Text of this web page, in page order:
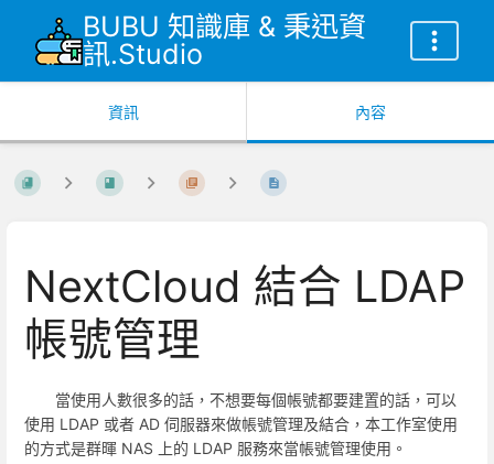
BUBU 知識庫 & 秉迅資
訊.Studio
資訊 內容
NextCloud 結合 LDAP
帳號管理
當使用人數很多的話，不想要每個帳號都要建置的話，可以
使用 LDAP 或者 AD 伺服器來做帳號管理及結合，本工作室使用
的方式是群暉 NAS 上的 LDAP 服務來當帳號管理使用。